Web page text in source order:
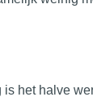
het halve